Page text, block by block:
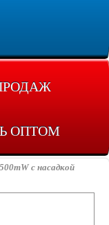
ОПТОМ
с насадкой